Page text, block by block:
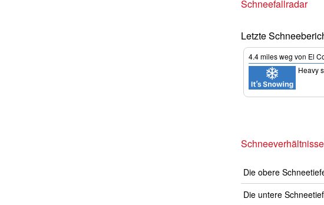
Schneefallradar
Letzte
4.4milesweg von El
Heavy
Die obere
Die untere